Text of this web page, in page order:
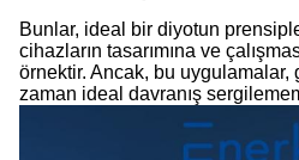
Bunlar, ideal bir diyotun
cihazların tasarımına ve
örnektir. Ancak, bu uygulamalar,
zaman ideal davranış